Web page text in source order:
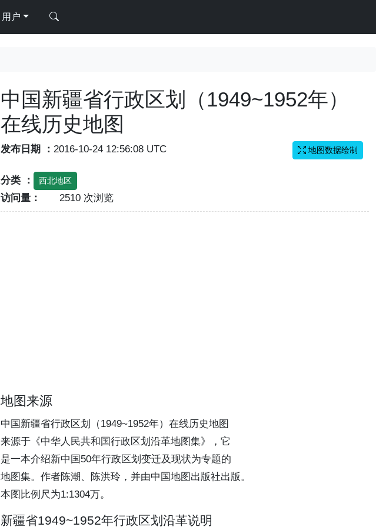
用户
中国新疆省行政区划（1949~1952年）
在线历史地图
发布日期 ： 2016-10-24 12:56:08 UTC
分类 ： 西北地区
访问量： 2510 次浏览
地图数据绘制
地图来源
中国新疆省行政区划（1949~1952年）在线历史地图
来源于《中华人民共和国行政区划沿革地图集》，它
是一本介绍新中国50年行政区划变迁及现状为专题的
地图集。作者陈潮、陈洪玲，并由中国地图出版社出版。
本图比例尺为1:1304万。
新疆省1949~1952年行政区划沿革说明